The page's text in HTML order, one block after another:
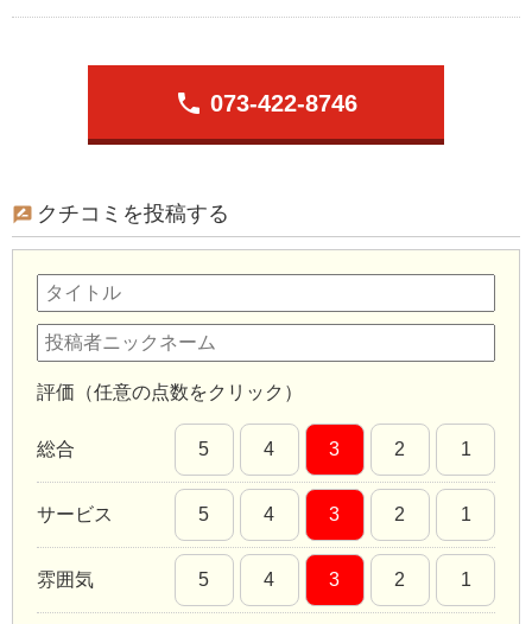
phone 073-422-8746
クチコミを投稿する
評価（任意の点数をクリック）
総合 5 4 3 2 1
サービス 5 4 3 2 1
雰囲気 5 4 3 2 1